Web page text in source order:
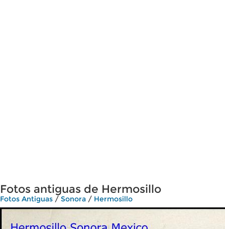
Fotos antiguas de Hermosillo
Fotos Antiguas / Sonora / Hermosillo